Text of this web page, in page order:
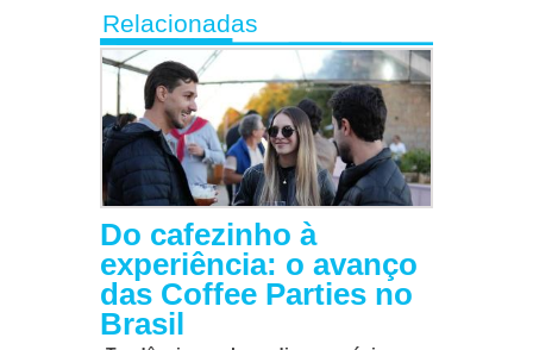
Relacionadas
Do cafezinho à
experiência: o avanço
das Coffee Parties no
Brasil